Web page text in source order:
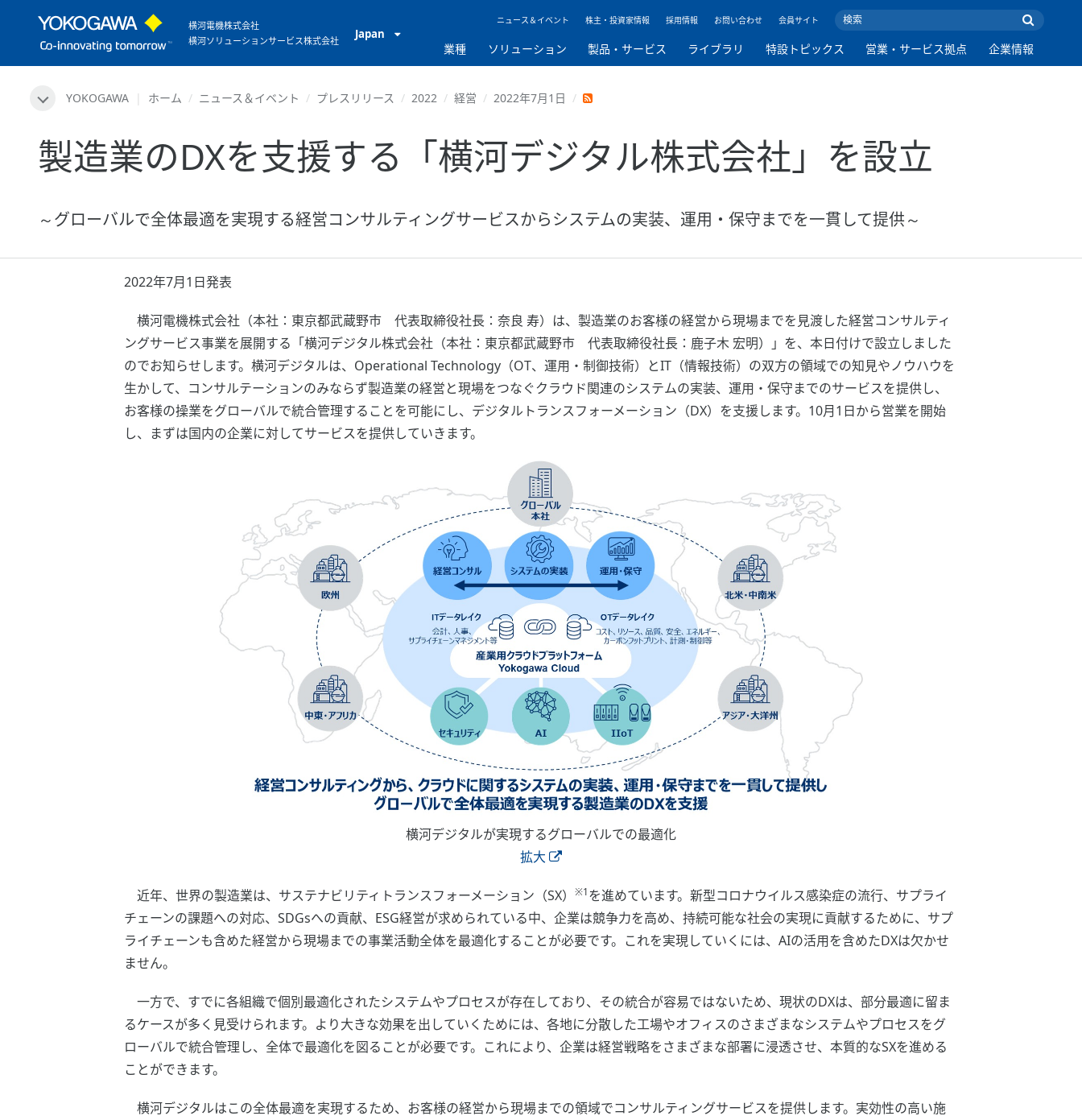
横河電機株式会社
横河ソリューションサービス株式会社
Japan
ニュース＆イベント 株主・投資家情報 採用情報 お問い合わせ 会員サイト
業種 ソリューション 製品・サービス ライブラリ 特設トピックス 営業・サービス拠点 企業情報
YOKOGAWA ホーム ニュース＆イベント プレスリリース 2022 経営 2022年7月1日
製造業のDXを支援する「横河デジタル株式会社」を設立
～グローバルで全体最適を実現する経営コンサルティングサービスからシステムの実装、運用・保守までを一貫して提供～
2022年7月1日発表
横河電機株式会社（本社：東京都武蔵野市 代表取締役社長：奈良 寿）は、製造業のお客様の経営から現場までを見渡した経営コンサルティ
ングサービス事業を展開する「横河デジタル株式会社（本社：東京都武蔵野市 代表取締役社長：鹿子木 宏明）」を、本日付けで設立しました
のでお知らせします。横河デジタルは、Operational Technology（OT、運用・制御技術）とIT（情報技術）の双方の領域での知見やノウハウを
生かして、コンサルテーションのみならず製造業の経営と現場をつなぐクラウド関連のシステムの実装、運用・保守までのサービスを提供し、
お客様の操業をグローバルで統合管理することを可能にし、デジタルトランスフォーメーション（DX）を支援します。10月1日から営業を開始
し、まずは国内の企業に対してサービスを提供していきます。
横河デジタルが実現するグローバルでの最適化
拡大
近年、世界の製造業は、サステナビリティトランスフォーメーション（SX） ※1を進めています。新型コロナウイルス感染症の流行、サプライ
チェーンの課題への対応、SDGsへの貢献、ESG経営が求められている中、企業は競争力を高め、持続可能な社会の実現に貢献するために、サプ
ライチェーンも含めた経営から現場までの事業活動全体を最適化することが必要です。これを実現していくには、AIの活用を含めたDXは欠かせ
ません。
一方で、すでに各組織で個別最適化されたシステムやプロセスが存在しており、その統合が容易ではないため、現状のDXは、部分最適に留ま
るケースが多く見受けられます。より大きな効果を出していくためには、各地に分散した工場やオフィスのさまざまなシステムやプロセスをグ
ローバルで統合管理し、全体で最適化を図ることが必要です。これにより、企業は経営戦略をさまざまな部署に浸透させ、本質的なSXを進める
ことができます。
横河デジタルはこの全体最適を実現するため、お客様の経営から現場までの領域でコンサルティングサービスを提供します。実効性の高い施